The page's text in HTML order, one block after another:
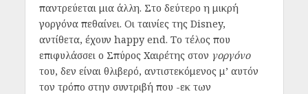
παντρεύεται μια άλλη. Στο δεύτερο η μικρή
γοργόνα πεθαίνει. Οι ταινίες της Disney,
αντίθετα, έχουν happy end. Το τέλος που
επιφυλάσσει ο Σπύρος Χαιρέτης στον γοργόνο
του, δεν είναι θλιβερό, αντιστεκόμενος μ’ αυτόν
τον τρόπο στην συντριβή που -εκ των